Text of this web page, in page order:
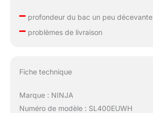
–profondeur du bac un peu décevante
–problèmes de livraison
Fiche technique
Marque : NINJA
Numéro de modèle : SL400EUWH